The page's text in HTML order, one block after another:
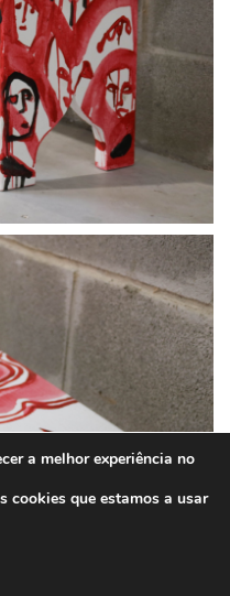
a melhor experiência no
cookies que estamos a usar